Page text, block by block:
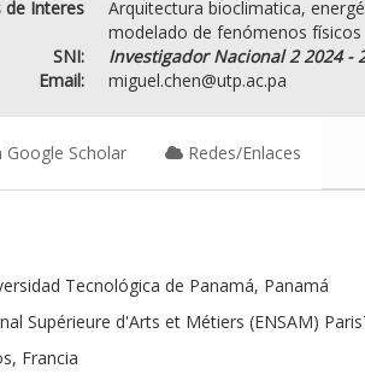
de Interes
Arquitectura bioclimatica,
modelado de fenómenos físicos
SNI:
Investigador Nacional 2 2024 -
Email:
miguel.chen@utp.ac.pa
Google Scholar Redes/Enlaces
Tecnológica de Panamá, Panamá
Supérieure d'Arts et Métiers (ENSAM)
Francia